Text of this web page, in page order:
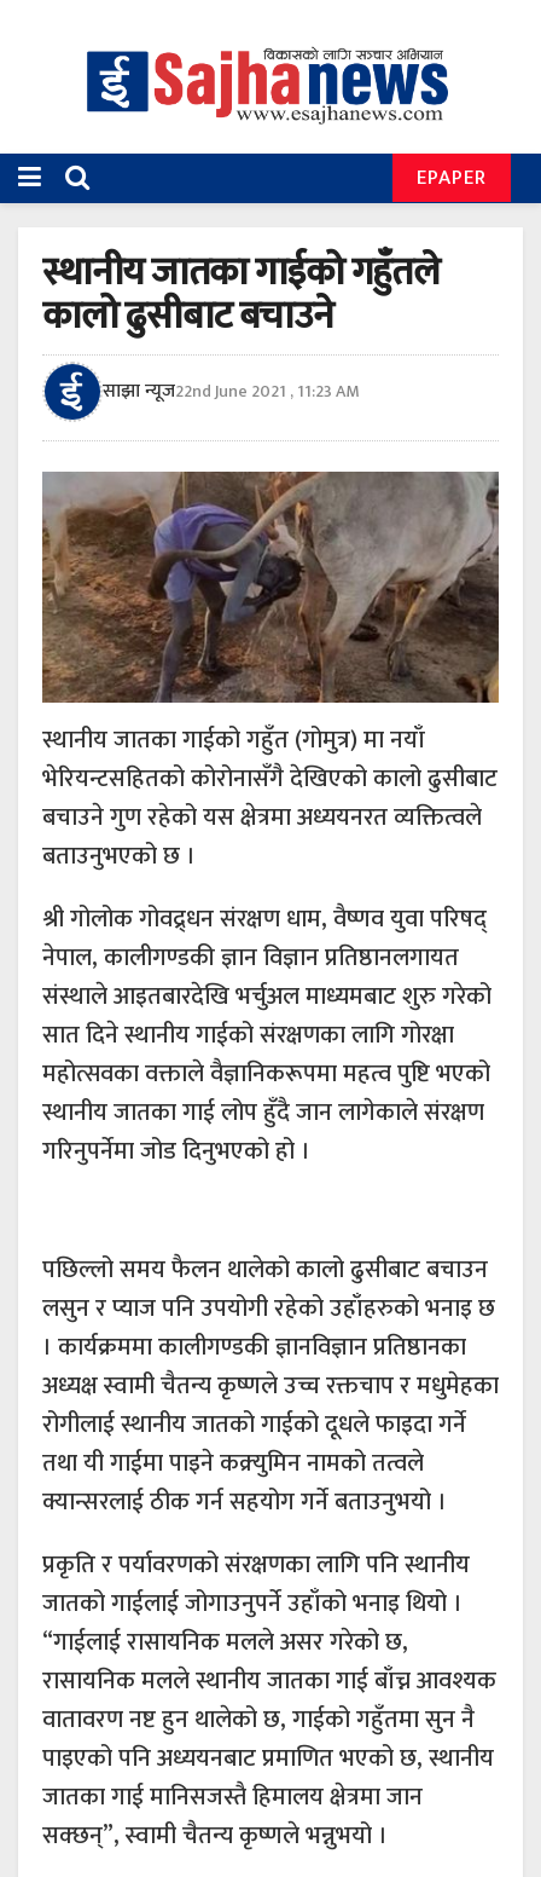
EPAPER
स्थानीय जातका गाईको गहुँतले
कालो ढुसीबाट बचाउने
साझा न्यूज22nd June 2021 , 11:23 AM
स्थानीय जातका गाईको गहुँत (गोमुत्र) मा नयाँ
भेरियन्टसहितको कोरोनासँगै देखिएको कालो ढुसीबाट
बचाउने गुण रहेको यस क्षेत्रमा अध्ययनरत व्यक्तित्वले
बताउनुभएको छ ।
श्री गोलोक गोवद्र्धन संरक्षण धाम, वैष्णव युवा परिषद्
नेपाल, कालीगण्डकी ज्ञान विज्ञान प्रतिष्ठानलगायत
संस्थाले आइतबारदेखि भर्चुअल माध्यमबाट शुरु गरेको
सात दिने स्थानीय गाईको संरक्षणका लागि गोरक्षा
महोत्सवका वक्ताले वैज्ञानिकरूपमा महत्व पुष्टि भएको
स्थानीय जातका गाई लोप हुँदै जान लागेकाले संरक्षण
गरिनुपर्नेमा जोड दिनुभएको हो ।
पछिल्लो समय फैलन थालेको कालो ढुसीबाट बचाउन
लसुन र प्याज पनि उपयोगी रहेको उहाँहरुको भनाइ छ
। कार्यक्रममा कालीगण्डकी ज्ञानविज्ञान प्रतिष्ठानका
अध्यक्ष स्वामी चैतन्य कृष्णले उच्च रक्तचाप र मधुमेहका
रोगीलाई स्थानीय जातको गाईको दूधले फाइदा गर्ने
तथा यी गाईमा पाइने कक्र्युमिन नामको तत्वले
क्यान्सरलाई ठीक गर्न सहयोग गर्ने बताउनुभयो ।
प्रकृति र पर्यावरणको संरक्षणका लागि पनि स्थानीय
जातको गाईलाई जोगाउनुपर्ने उहाँको भनाइ थियो ।
“गाईलाई रासायनिक मलले असर गरेको छ,
रासायनिक मलले स्थानीय जातका गाई बाँच्न आवश्यक
वातावरण नष्ट हुन थालेको छ, गाईको गहुँतमा सुन नै
पाइएको पनि अध्ययनबाट प्रमाणित भएको छ, स्थानीय
जातका गाई मानिसजस्तै हिमालय क्षेत्रमा जान
सक्छन्”, स्वामी चैतन्य कृष्णले भन्नुभयो ।